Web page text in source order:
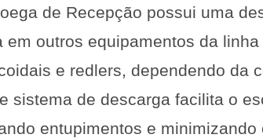
de Recepção possui uma
em outros equipamentos da
e redlers, dependendo da
sistema de descarga facilita o
entupimentos e